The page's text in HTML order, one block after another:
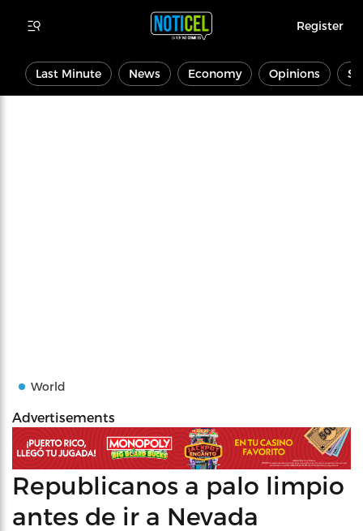
Register
Last Minute News Economy Opinions
World
Advertisements
Republicanos a palo limpio
antes de ir a Nevada